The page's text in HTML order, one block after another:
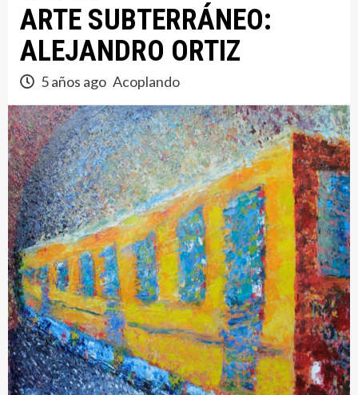
ARTE SUBTERRÁNEO:
ALEJANDRO ORTIZ
5 años ago Acoplando